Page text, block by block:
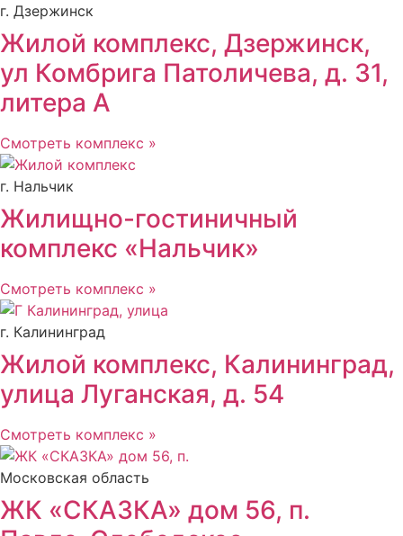
г. Дзержинск
Жилой комплекс, Дзержинск,
ул Комбрига Патоличева, д. 31,
литера А
Смотреть комплекс »
г. Нальчик
Жилищно-гостиничный
комплекс «Нальчик»
Смотреть комплекс »
г. Калининград
Жилой комплекс, Калининград,
улица Луганская, д. 54
Смотреть комплекс »
Московская область
ЖК «СКАЗКА» дом 56, п.